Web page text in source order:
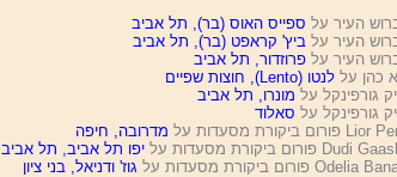
העיר על ספייס האוס (בר), תל אביב
העיר על ביץ' קראפט (בר), תל אביב
העיר עלפרוזדור, תל אביב
כהן עללנטו (Lento), חוצות שפיים
גורפינקל על מונרו, תל אביב
גורפינקל על סאלוד
מדרובה, חיפה
יפו תל אביב, תל אביב
גוז' ודניאל, בני ציון